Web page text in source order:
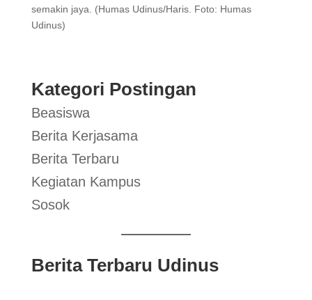
semakin jaya. (Humas Udinus/Haris. Foto: Humas
Udinus)
Kategori Postingan
Beasiswa
Berita Kerjasama
Berita Terbaru
Kegiatan Kampus
Sosok
Berita Terbaru Udinus